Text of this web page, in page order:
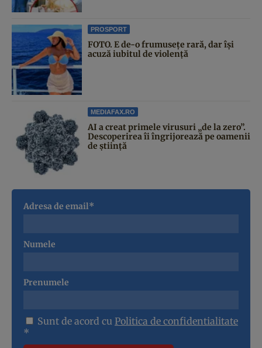
PROSPORT
FOTO. E de-o frumusețe rară, dar își
acuză iubitul de violență
MEDIAFAX.RO
AI a creat primele virusuri „de la zero”.
Descoperirea îi îngrijorează pe oamenii
de știință
Adresa de email*
Numele
Prenumele
Sunt de acord cu Politica de confidentialitate
*